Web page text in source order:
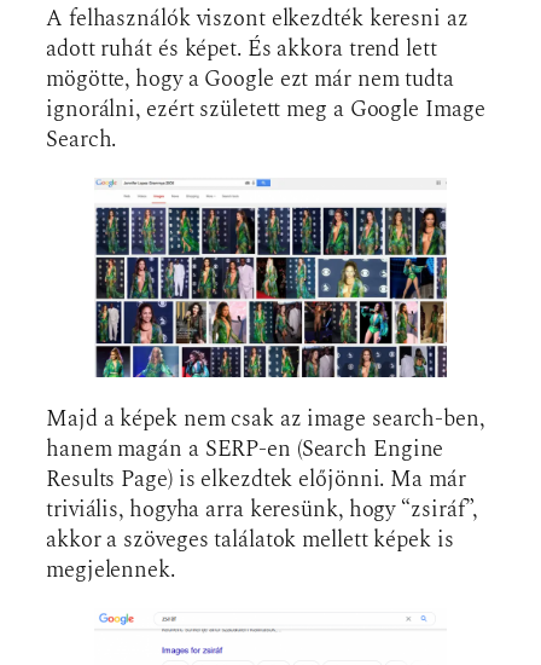
A felhasználók viszont elkezdték keresni az
adott ruhát és képet. És akkora trend lett
mögötte, hogy a Google ezt már nem tudta
ignorálni, ezért született meg a Google Image
Search.
Majd a képek nem csak az image search-ben,
hanem magán a SERP-en (Search Engine
Results Page) is elkezdtek előjönni. Ma már
triviális, hogyha arra keresünk, hogy “zsiráf”,
akkor a szöveges találatok mellett képek is
megjelennek.